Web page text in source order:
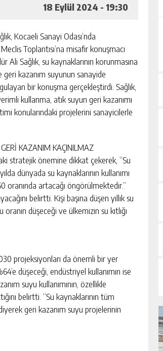
18 Eylül 2024 - 19:30
Kocaeli Sanayi Odası’nda
Toplantısı’na misafir konuşmacı
Ali Sağlık, su kaynaklarının korunmasına
geri kazanım suyunun sanayide
bir konuşma gerçekleştirdi. Sağlık,
kullanma, atık suyun geri kazanımı
konularındaki projelerini sanayicilerle
KAZANIM KAÇINILMAZ
stratejik önemine dikkat çekerek, “Su
dünyada su kaynaklarının kullanımı
oranında artacağı öngörülmektedir.”
belirtti. Kişi başına düşen yıllık su
düşeceği ve ülkemizin su kıtlığı
projeksiyonları da önemli bir yer
düşeceği, endüstriyel kullanımın ise
suyu kullanımının, özellikle
belirtti. “Su kaynaklarının tüm
geri kazanım suyu projelerinin